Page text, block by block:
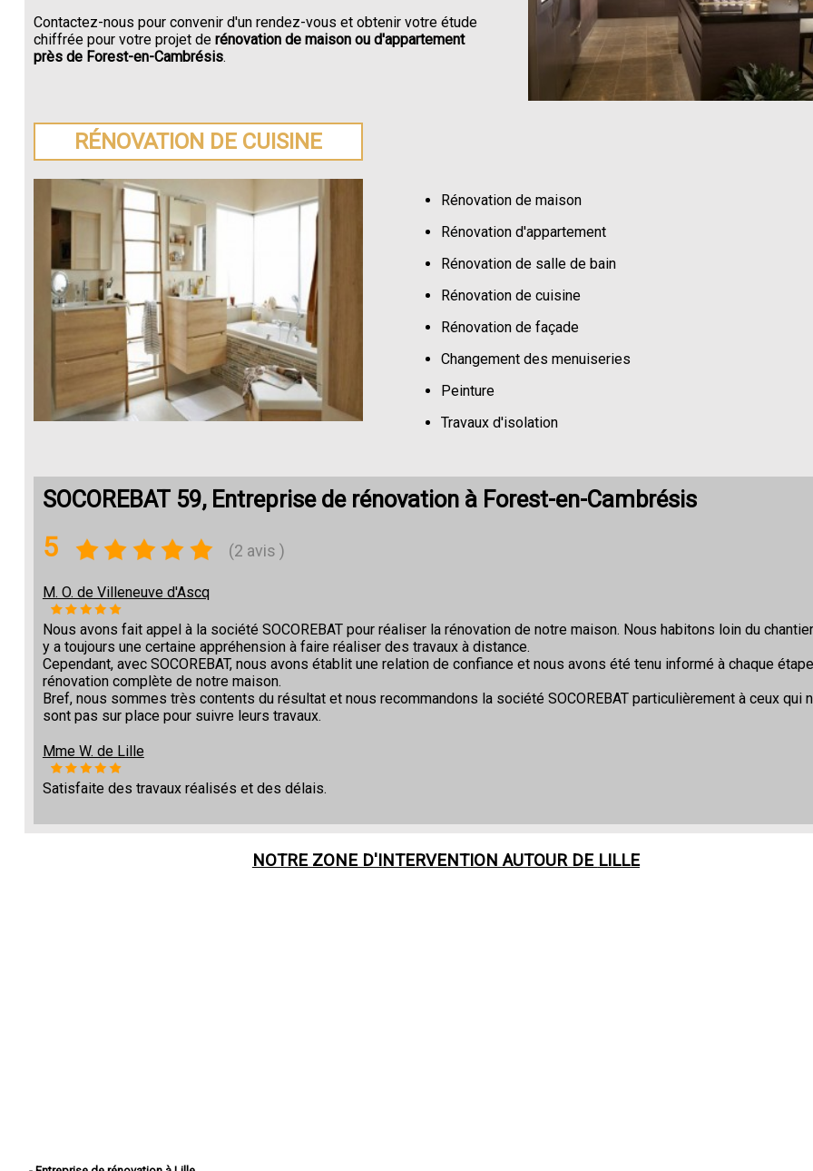
Contactez-nous pour convenir d'un rendez-vous et obtenir votre étude
chiffrée pour votre projet derénovation de maison ou d'appartement
près de Forest-en-Cambrésis.
RÉNOVATION DE CUISINE
Rénovation de maison
Rénovation d'appartement
Rénovation de salle de bain
Rénovation de cuisine
Rénovation de façade
Changement des menuiseries
Peinture
Travaux d'isolation
SOCOREBAT 59, Entreprise de rénovation à Forest-en-Cambrésis
5 (2 avis )
M. O. de Villeneuve d'Ascq
Nous avons fait appel à la société SOCOREBAT pour réaliser la rénovation de notre maison. Nous habitons loin du
y a toujours une certaine appréhension à faire réaliser des travaux à distance.
Cependant, avec SOCOREBAT, nous avons établit une relation de confiance et nous avons été tenu informé à chaque
rénovation complète de notre maison.
Bref, nous sommes très contents du résultat et nous recommandons la société SOCOREBAT particulièrement à ceux qui
sont pas sur place pour suivre leurs travaux.
Mme W. de Lille
Satisfaite des travaux réalisés et des délais.
NOTRE ZONE D'INTERVENTION AUTOUR DE LILLE